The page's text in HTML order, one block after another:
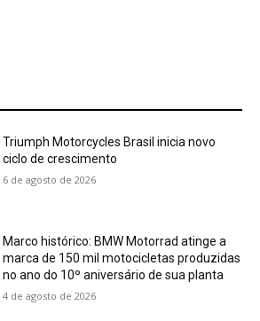
Triumph Motorcycles Brasil inicia novo
ciclo de crescimento
6 de agosto de 2026
Marco histórico: BMW Motorrad atinge a
marca de 150 mil motocicletas produzidas
no ano do 10º aniversário de sua planta
4 de agosto de 2026